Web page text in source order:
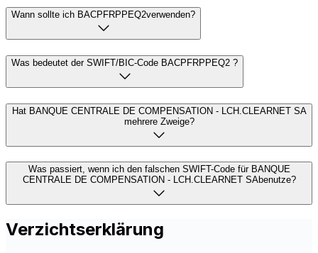
Wann sollte ich BACPFRPPEQ2verwenden?
Was bedeutet der SWIFT/BIC-Code BACPFRPPEQ2 ?
Hat BANQUE CENTRALE DE COMPENSATION - LCH.CLEARNET SA
mehrere Zweige?
Was passiert, wenn ich den falschen SWIFT-Code für BANQUE
CENTRALE DE COMPENSATION - LCH.CLEARNET SAbenutze?
Verzichtserklärung